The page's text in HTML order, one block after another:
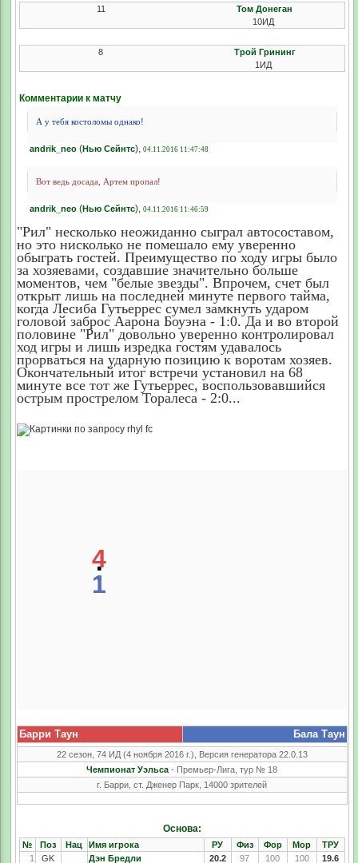
11
Том Донеган
10ИД
8
Трой Грининг
1ИД
Комментарии к матчу
А у тебя костоломы однако!
andrik_neo(Нью Сейнтс), 04.11.2016 11:47:48
Вот ведь досада, Артем пропал!
andrik_neo(Нью Сейнтс), 04.11.2016 11:46:59
"Рил" несколько неожиданно сыграл автосоставом,
но это нисколько не помешало ему уверенно
обыграть гостей. Преимущество по ходу игры было
за хозяевами, создавшие значительно больше
моментов, чем "белые звезды". Впрочем, счет был
открыт лишь на последней минуте первого тайма,
когда Лесиба Гутьеррес сумел замкнуть ударом
головой заброс Аарона Боуэна - 1:0. Да и во второй
половине "Рил" довольно уверенно контролировал
ход игры и лишь изредка гостям удавалось
прорваться на ударную позицию к воротам хозяев.
Окончательный итог встречи установил на 68
минуте все тот же Гутьеррес, воспользовавшийся
острым прострелом Торалеса - 2:0...
4
:
1
Барри Таун Бала Таун
22 сезон, 74 ИД (4 ноября 2016 г.), Версия генератора 22.0.13
Чемпионат Уэльса - Премьер-Лига, тур № 18
г. Барри, ст. Дженер Парк, 14000 зрителей
Основа:
№ Поз Нац Имя игрока РУ Физ Фор Мор
ТРУ
1
GK Дэн Бредли 20.2 97 100 100
19.6